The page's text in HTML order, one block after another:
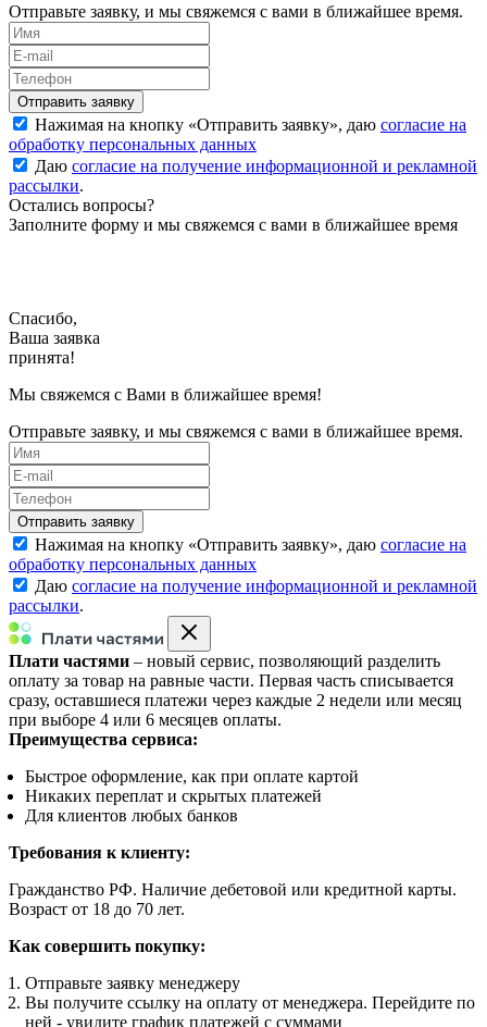
Отправьте заявку, и мы свяжемся с вами в ближайшее время.
Нажимая на кнопку «Отправить заявку», даю согласие на
обработку персональных данных
Даю согласие на получение информационной и рекламной
рассылки.
Остались вопросы?
Заполните форму и мы свяжемся с вами в ближайшее время
Спасибо,
Ваша заявка
принята!
Мы свяжемся с Вами в ближайшее время!
Отправьте заявку, и мы свяжемся с вами в ближайшее время.
Нажимая на кнопку «Отправить заявку», даю согласие на
обработку персональных данных
Даю согласие на получение информационной и рекламной
рассылки.
Плати частями – новый сервис, позволяющий разделить
оплату за товар на равные части. Первая часть списывается
сразу, оставшиеся платежи через каждые 2 недели или месяц
при выборе 4 или 6 месяцев оплаты.
Преимущества сервиса:
Быстрое оформление, как при оплате картой
Никаких переплат и скрытых платежей
Для клиентов любых банков
Требования к клиенту:
Гражданство РФ. Наличие дебетовой или кредитной карты.
Возраст от 18 до 70 лет.
Как совершить покупку:
Отправьте заявку менеджеру
Вы получите ссылку на оплату от менеджера. Перейдите по
ней - увидите график платежей с суммами